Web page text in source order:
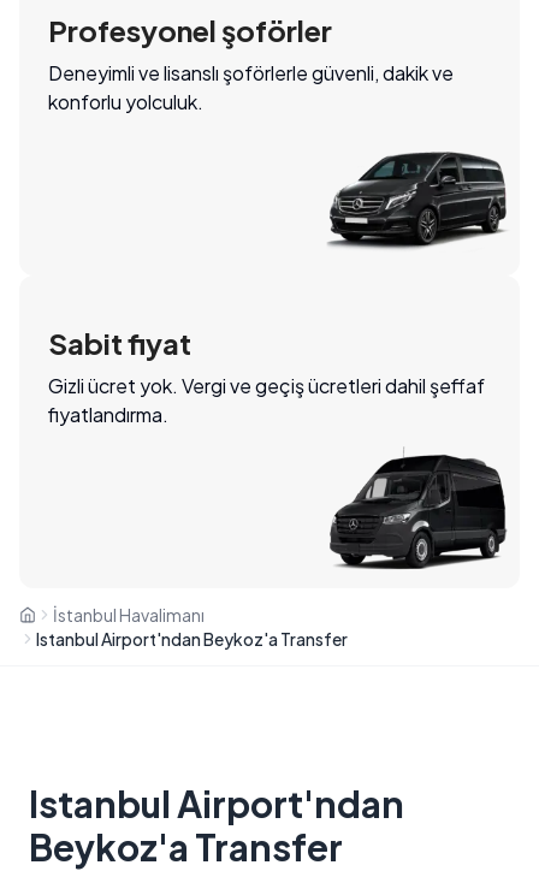
Profesyonel şoförler
Deneyimli ve lisanslı şoförlerle güvenli, dakik ve
konforlu yolculuk.
Sabit fiyat
Gizli ücret yok. Vergi ve geçiş ücretleri dahil şeffaf
fiyatlandırma.
İstanbul Havalimanı
Istanbul Airport'ndan Beykoz'a Transfer
Istanbul Airport'ndan
Beykoz'a Transfer